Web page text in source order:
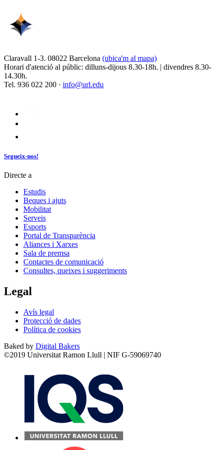
Claravall 1-3. 08022 Barcelona (ubica'm al mapa)
Horari d'atenció al públic: dilluns-dijous 8.30-18h. | divendres 8.30-
14.30h.
Tel. 936 022 200 · info@url.edu
Segueix-nos!
Directe a
Estudis
Beques i ajuts
Mobilitat
Serveis
Esports
Portal de Transparència
Aliances i Xarxes
Sala de premsa
Contactes de comunicació
Consultes, queixes i suggeriments
Legal
Avís legal
Protecció de dades
Política de cookies
Baked by Digital Bakers
©2019 Universitat Ramon Llull | NIF G-59069740